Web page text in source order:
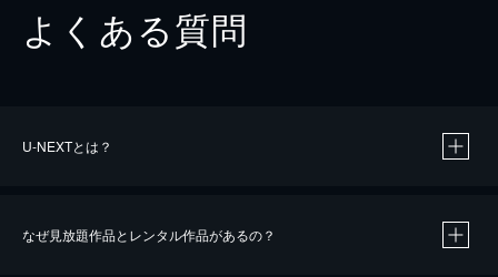
よくある質問
U-NEXTとは？
なぜ見放題作品とレンタル作品があるの？